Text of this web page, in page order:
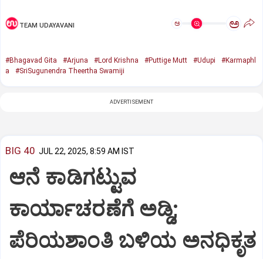
TEAM UDAYAVANI ಅ ಅ
#Bhagavad Gita #Arjuna #Lord Krishna #Puttige Mutt #Udupi
#Karmaphl
a
#SriSugunendra Theertha Swamiji
ADVERTISEMENT
BIG 40 JUL 22, 2025, 8:59 AM IST
ಆನೆ ಕಾಡಿಗಟ್ಟುವ
ಕಾರ್ಯಾಚರಣೆಗೆ ಅಡ್ಡಿ;
ಪೆರಿಯಶಾಂತಿ ಬಳಿಯ ಅನಧಿಕೃತ